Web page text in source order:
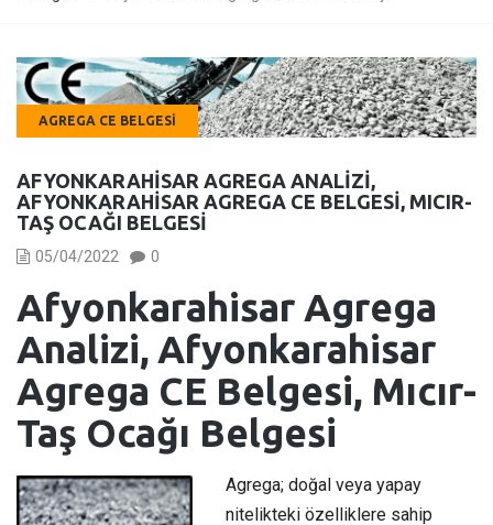
AGREGA CE BELGESI
AFYONKARAHISAR AGREGA ANALIZI,
AFYONKARAHISAR AGREGA CE BELGESI, MICIR-
TAŞ OCAĞI BELGESI
05/04/2022 0
Afyonkarahisar Agrega
Analizi, Afyonkarahisar
Agrega CE Belgesi, Mıcır-
Taş Ocağı Belgesi
Agrega; doğal veya yapay
nitelikteki özelliklere sahip